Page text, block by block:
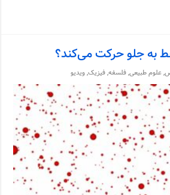
به جلو حرکت می‌کند؟
,علوم طبیعی,فلسفه,فیزیک,ویدیو